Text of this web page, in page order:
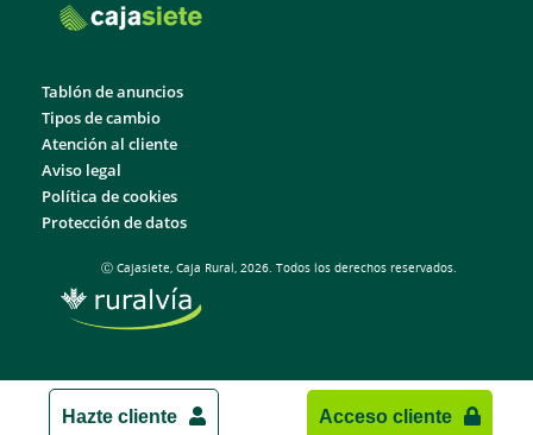
Hazte cliente Acceso cliente
Tablón de anuncios
Tipos de cambio
Atención al cliente
Aviso legal
Política de cookies
Protección de datos
Ⓒ Cajasiete, Caja Rural, 2026. Todos los derechos reservados.